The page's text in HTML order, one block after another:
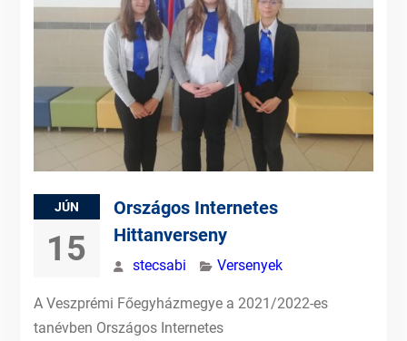
JÚN
15
Országos Internetes
Hittanverseny
stecsabi Versenyek
A Veszprémi Főegyházmegye a 2021/2022-es
tanévben Országos Internetes